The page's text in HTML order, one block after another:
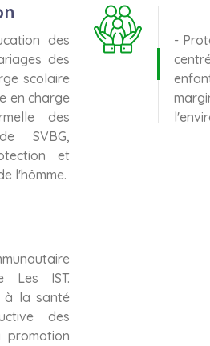
des
des
scolaire
en charge
des
SVBG,
et
l'hômme.
-
Les IST.
à la santé
des
promotion